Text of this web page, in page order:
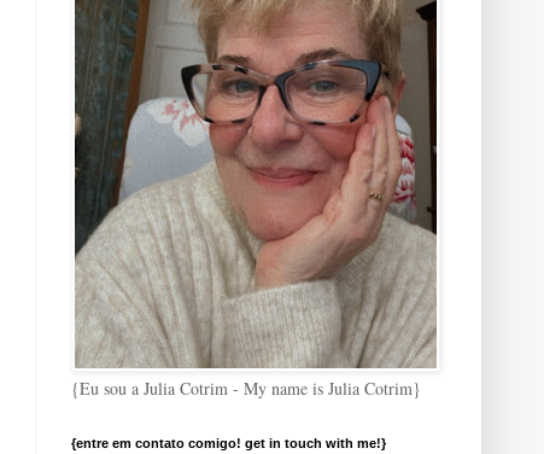
{Eu sou a Julia Cotrim - My name is Julia Cotrim}
{entre em contato comigo! get in touch with me!}